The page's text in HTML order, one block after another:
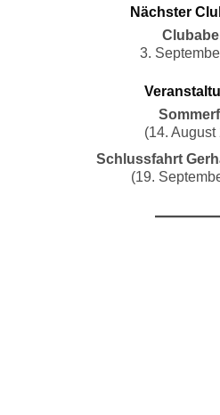
Nächster
3.
(14. August
Schlussfahrt
(19.